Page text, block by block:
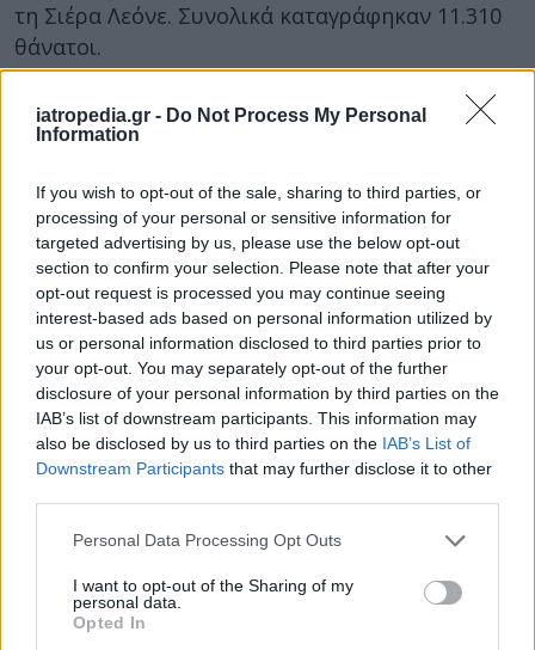
iatropedia.gr - Do Not Process My Personal
Information
If you wish to opt-out of the sale, sharing to third parties, or
processing of your personal or sensitive information for
targeted advertising by us, please use the below opt-out
section to confirm your selection. Please note that after your
opt-out request is processed you may continue seeing
interest-based ads based on personal information utilized by
us or personal information disclosed to third parties prior to
your opt-out. You may separately opt-out of the further
disclosure of your personal information by third parties on the
IAB’s list of downstream participants. This information may
also be disclosed by us to third parties on the IAB’s List of
Downstream Participants that may further disclose it to other
Personal Data Processing Opt Outs
I want to opt-out of the Sharing of my
personal data.
Opted In
τη Σιέρα Λεόνε. Συνολικά καταγράφηκαν 11.310
θάνατοι.
Ωστόσο στις 12 επιδημίες που έχουν ξεσπάσει
από το 2000 ως το 2010 υπήρξαν κατά μέσο όρο
«Εισερχόμαστε σε μια νέα φάση επιδημιών
μεγάλης επιρροής και αυτό δεν περιορίζεται
στον ιό Έμπολα», εξήγησε ο Ράιν.
Σύμφωνα με τον ίδιο, ο ΠΟΥ παρακολουθεί 160
περιπτώσεις επιδημιών σε όλο τον κόσμο από
τις οποίες οι εννέα είναι κατηγορίας 3, το
ανώτατο επίπεδο βάσει του οργανισμού.
«Δεν πιστεύω ότι είχαμε ποτέ στο παρελθόν μία
κατάσταση στην οποία έπρεπε να
αντιμετωπίσουμε τόσες πολλές έκτακτες
ανάγκες ταυτόχρονα», σημείωσε ο Ράιαν. «Αυτή
είναι η νέα κανονικότητα. Δεν αναμένω να
μειωθεί η συχνότητα αυτών των φαινομένων»,
πρόσθεσε ο ίδιος.